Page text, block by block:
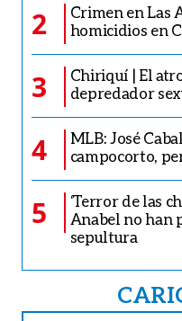
2
Crimen en Las
homicidios en
3
Chiriquí | El
depredador
4
MLB: José
campocorto,
5
‘Terror de las
Anabel no han
sepultura